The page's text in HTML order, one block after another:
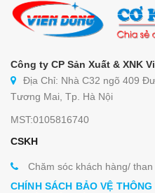
Công ty CP Sản Xuất & XNK
Địa Chỉ: Nhà C32 ngõ 409
Tương Mai, Tp. Hà Nội
MST:0105816740
CSKH
Chăm sóc khách hàng/
CHÍNH SÁCH BẢO VỆ